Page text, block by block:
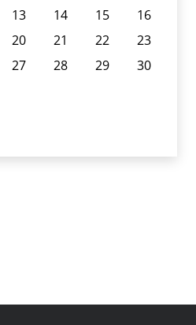
13 14 15
16
20 21 22
23
27 28 29
30